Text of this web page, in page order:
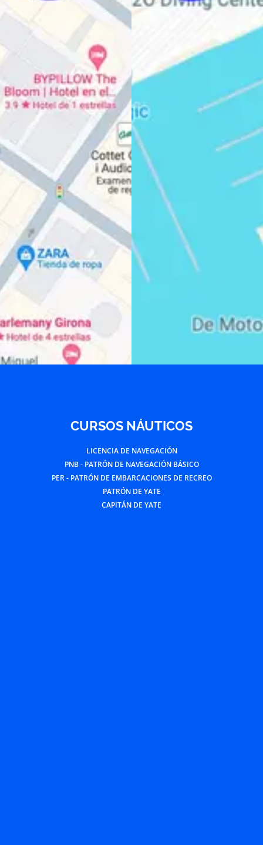
CURSOS NÁUTICOS
LICENCIA DE NAVEGACIÓN
PNB - PATRÓN DE NAVEGACIÓN BÁSICO
PER - PATRÓN DE EMBARCACIONES DE RECREO
PATRÓN DE YATE
CAPITÁN DE YATE